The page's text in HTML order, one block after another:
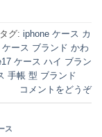
タグ: iphone ケース カ
ケース ブランド かわ
ケース ハイ ブラン
手帳 型 ブランド
コメントをどうぞ
ス